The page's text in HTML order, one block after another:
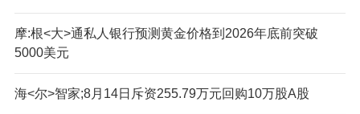
摩:根<大>通私人银行预测黄金价格到2026年底前突破
5000美元
海<尔>智家;8月14日斥资255.79万元回购10万股A股